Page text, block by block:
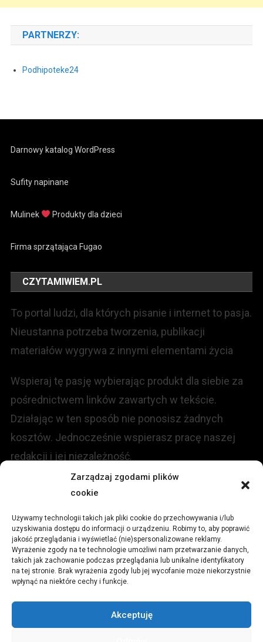
Zarządzaj zgodami plików
cookie
Używamy technologii takich jak pliki cookie do przechowywania i/lub
uzyskiwania dostępu do informacji o urządzeniu. Robimy to, aby poprawić
jakość przeglądania i wyświetlać (nie)spersonalizowane reklamy.
Wyrażenie zgody na te technologie umożliwi nam przetwarzanie danych,
takich jak zachowanie podczas przeglądania lub unikalne identyfikatory
na tej stronie. Brak wyrażenia zgody lub jej wycofanie może niekorzystnie
wpłynąć na niektóre cechy i funkcje.
Akceptuję
PARTNERZY:
Podhipoteke24
Darnowy katalog WordPress
Sufity napinane
Mulinek Produkty dla dzieci
Firma sprzątająca Fugao
CZYTAMIWIEM.PL
To portal ludzi, dla których pisanie i internet to pasja.
Nieustanna potrzeba tworzenia, publikacji
materiałów wygrywa z innymi elementami życia
Wspieraj tę pasję wybierając produkt dla siebie za
pośrednictwem linków zawartych w tekście.
Działając w ten sposób nie ponosisz żadnych
kosztów. Jednocześnie wspierasz pracę naszej
redakcji i jej niezależność.
Redakcja portalu:
ul.Stara 13, 42-600 Tarnowskie Góry
TEL:+48 509 547 822
redakcja@czytamiwiem.pl